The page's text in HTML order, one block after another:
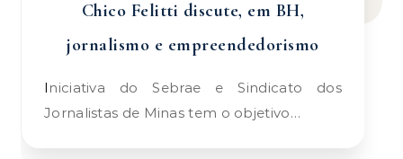
Chico Felitti discute, em BH,
jornalismo e empreendedorismo
Iniciativa do Sebrae e Sindicato dos
Jornalistas de Minas tem o objetivo…